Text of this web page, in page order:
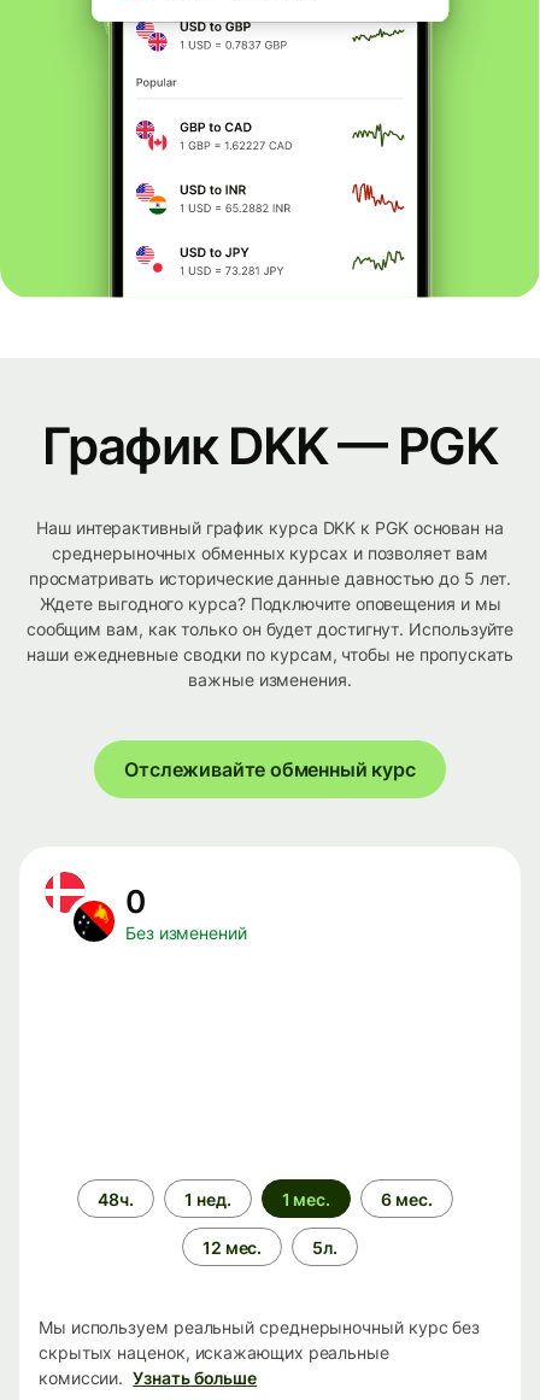
График DKK — PGK
Наш интерактивный график курса DKK к PGK основан на
среднерыночных обменных курсах и позволяет вам
просматривать исторические данные давностью до 5 лет.
Ждете выгодного курса? Подключите оповещения и мы
сообщим вам, как только он будет достигнут. Используйте
наши ежедневные сводки по курсам, чтобы не пропускать
важные изменения.
Отслеживайте обменный курс
0
Без изменений
Период
времени
48ч. 1 нед. 1 мес. 6 мес.
12 мес. 5л.
Мы используем реальный среднерыночный курс без
скрытых наценок, искажающих реальные
комиссии. Узнать больше